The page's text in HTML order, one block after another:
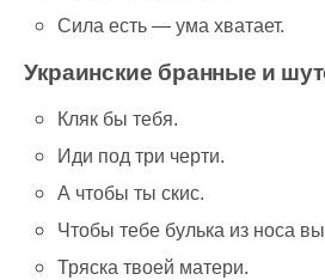
Сила есть — ума хватает.
Украинские бранные и
Кляк бы тебя.
Иди под три черти.
А чтобы ты скис.
Чтобы тебе булька из носа
Тряска твоей матери.